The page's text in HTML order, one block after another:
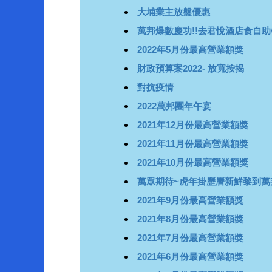
大埔業主放盤優惠
萬邦爆數慶功!!去君悅酒店食自
2022年5月份最高營業額獎
財政預算案2022- 放寬按揭
對抗疫情
2022萬邦團年午宴
2021年12月份最高營業額獎
2021年11月份最高營業額獎
2021年10月份最高營業額獎
萬眾期待~虎年掛歷曆新鮮黎到
2021年9月份最高營業額獎
2021年8月份最高營業額獎
2021年7月份最高營業額獎
2021年6月份最高營業額獎